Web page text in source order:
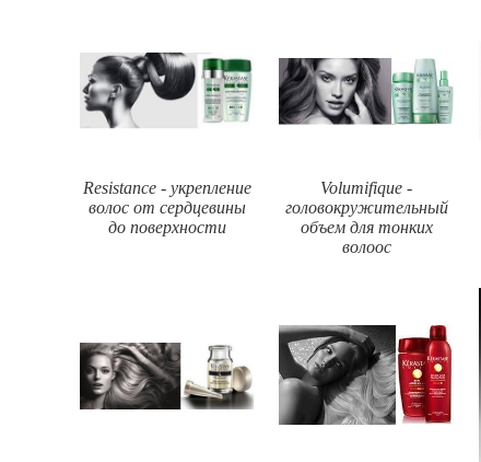
Resistance - укрепление
волос от сердцевины
до поверхности
Volumifique -
головокружительный
объем для тонких
волоос